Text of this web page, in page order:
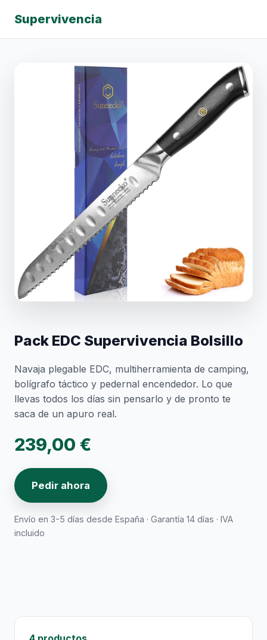
Supervivencia
Pack EDC Supervivencia Bolsillo
Navaja plegable EDC, multiherramienta de camping,
bolígrafo táctico y pedernal encendedor. Lo que
llevas todos los días sin pensarlo y de pronto te
saca de un apuro real.
239,00 €
Pedir ahora
Envío en 3-5 días desde España · Garantía 14 días · IVA
incluido